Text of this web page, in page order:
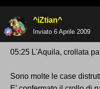
^iZtian^
Inviato 6 Aprile 2009
05:25 L'Aquila, crollata
Sono molte le case